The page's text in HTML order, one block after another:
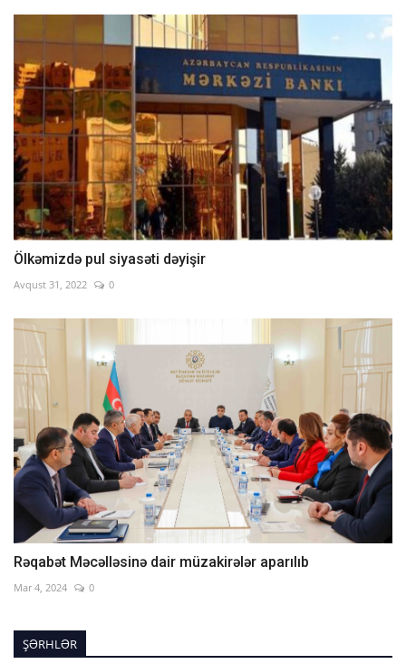
Ölkəmizdə pul siyasəti dəyişir
Avqust 31, 2022 0
Rəqabət Məcəlləsinə dair müzakirələr aparılıb
Mar 4, 2024 0
ŞƏRHLƏR